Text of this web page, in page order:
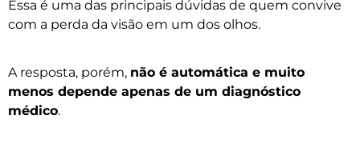
Essa é uma das principais dúvidas de quem convive
com a perda da visão em um dos olhos.
A resposta, porém, não é automática e muito
menos depende apenas de um diagnóstico
médico.